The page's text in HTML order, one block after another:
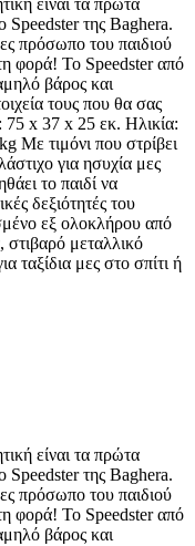
είναι τα πρώτα
Speedster της Baghera.
πρόσωπο του παιδιού
φορά! Το Speedster από
βάρος και
τους που θα σας
75 x 37 x 25 εκ. Ηλικία:
τιμόνι που στρίβει
για ησυχία μες
το παιδί να
δεξιότητές του
εξ ολοκλήρου από
στιβαρό μεταλλικό
ταξίδια μες στο σπίτι ή
είναι τα πρώτα
Speedster της Baghera.
πρόσωπο του παιδιού
φορά! Το Speedster από
βάρος και